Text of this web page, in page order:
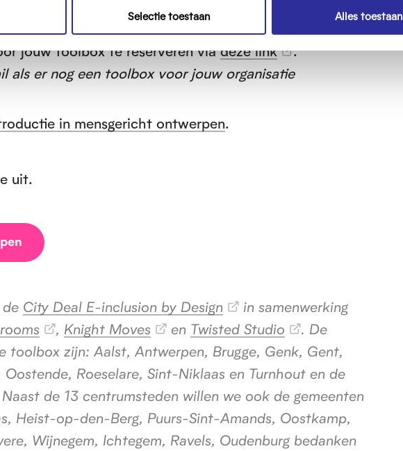
Selectie toestaan Alles toestaan
jouw toolbox te reserveren viadeze link
.
als er nog een toolbox voor jouw organisatie
in mensgericht ontwerpen.
uit.
City Deal E-inclusion by Design
in samenwerking
, Knight Moves en Twisted Studio
. De
toolbox zijn: Aalst, Antwerpen, Brugge, Genk, Gent,
Roeselare, Sint-Niklaas en Turnhout en de
de 13 centrumsteden willen we ook de gemeenten
Heist-op-den-Berg, Puurs-Sint-Amands, Oostkamp,
Wijnegem, Ichtegem, Ravels, Oudenburg bedanken